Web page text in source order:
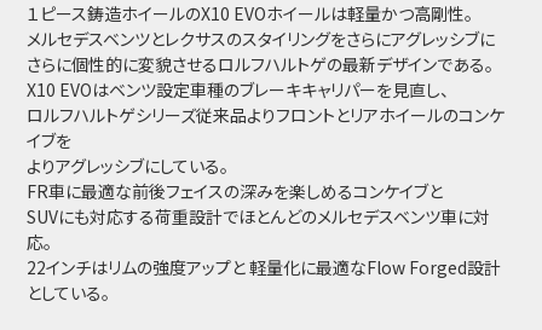
１ピース鋳造ホイールのX10 EVOホイールは軽量かつ高剛性。
メルセデスベンツとレクサスのスタイリングをさらにアグレッシブに
さらに個性的に変貌させるロルフハルトゲの最新デザインである。
X10 EVOはベンツ設定車種のブレーキキャリパーを見直し、
ロルフハルトゲシリーズ従来品よりフロントとリアホイールのコンケ
イブを
よりアグレッシブにしている。
FR車に最適な前後フェイスの深みを楽しめるコンケイブと
SUVにも対応する荷重設計でほとんどのメルセデスベンツ車に対
応。
22インチはリムの強度アップと 軽量化に最適なFlow Forged設計
としている。